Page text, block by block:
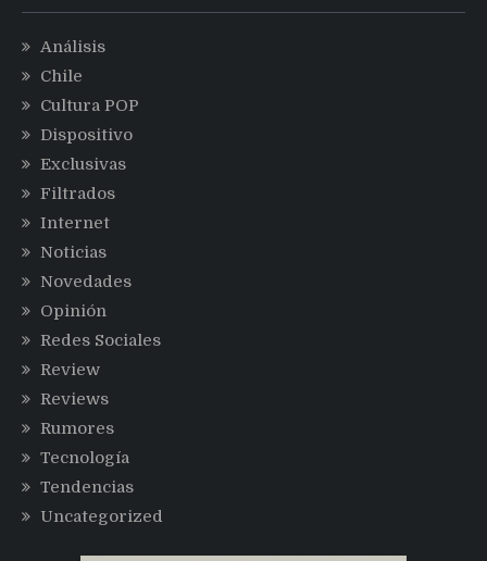
Análisis
Chile
Cultura POP
Dispositivo
Exclusivas
Filtrados
Internet
Noticias
Novedades
Opinión
Redes Sociales
Review
Reviews
Rumores
Tecnología
Tendencias
Uncategorized